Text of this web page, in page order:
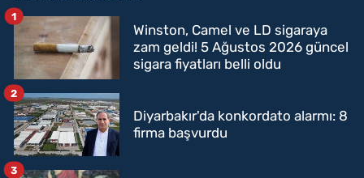
Winston, Camel ve LD sigaraya
zam geldi! 5 Ağustos 2026 güncel
sigara fiyatları belli oldu
1
Diyarbakır'da konkordato alarmı: 8
firma başvurdu
2
3